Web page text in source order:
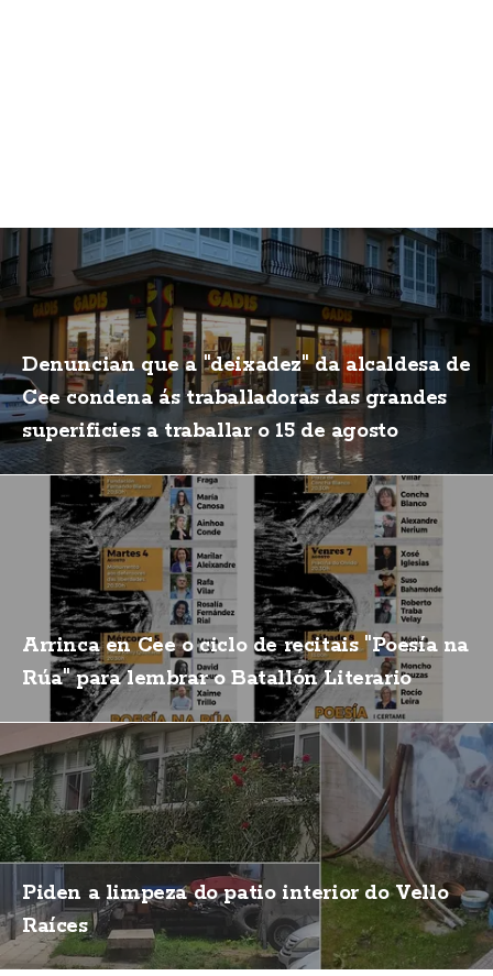
Denuncian que a "deixadez" da alcaldesa de
Cee condena ás traballadoras das grandes
superificies a traballar o 15 de agosto
Arrinca en Cee o ciclo de recitais "Poesía na
Rúa" para lembrar o Batallón Literario
Piden a limpeza do patio interior do Vello
Raíces